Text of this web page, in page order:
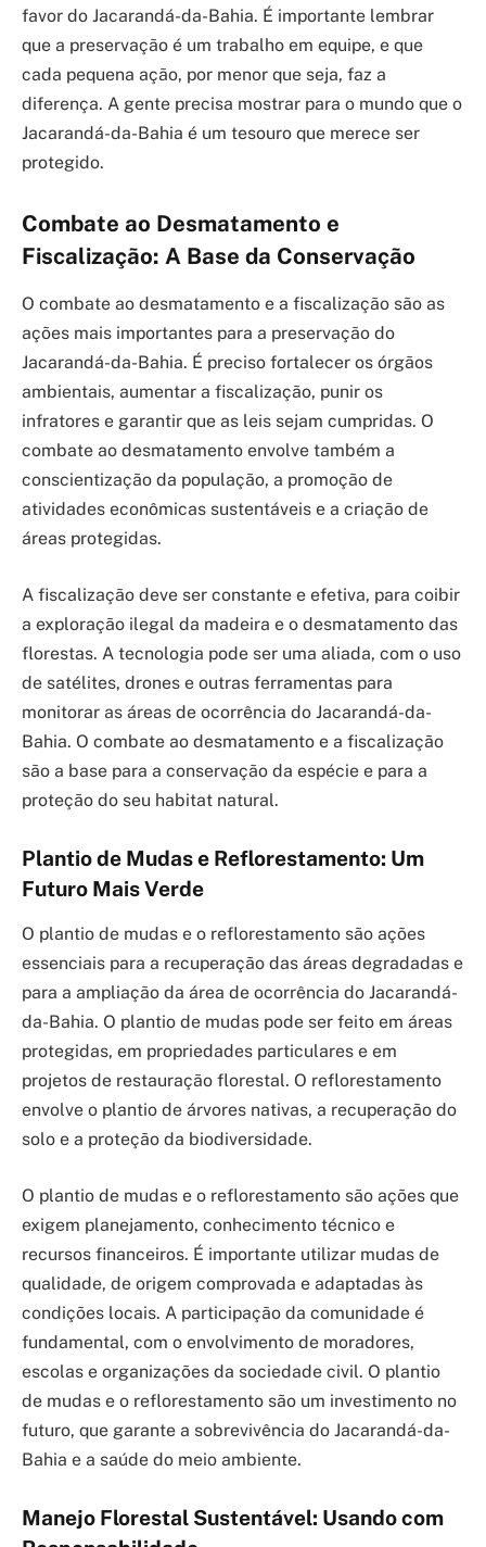
favor do Jacarandá-da-Bahia. É importante lembrar
que a preservação é um trabalho em equipe, e que
cada pequena ação, por menor que seja, faz a
diferença. A gente precisa mostrar para o mundo que o
Jacarandá-da-Bahia é um tesouro que merece ser
protegido.
Combate ao Desmatamento e
Fiscalização: A Base da Conservação
O combate ao desmatamento e a fiscalização são as
ações mais importantes para a preservação do
Jacarandá-da-Bahia. É preciso fortalecer os órgãos
ambientais, aumentar a fiscalização, punir os
infratores e garantir que as leis sejam cumpridas. O
combate ao desmatamento envolve também a
conscientização da população, a promoção de
atividades econômicas sustentáveis e a criação de
áreas protegidas.
A fiscalização deve ser constante e efetiva, para coibir
a exploração ilegal da madeira e o desmatamento das
florestas. A tecnologia pode ser uma aliada, com o uso
de satélites, drones e outras ferramentas para
monitorar as áreas de ocorrência do Jacarandá-da-
Bahia. O combate ao desmatamento e a fiscalização
são a base para a conservação da espécie e para a
proteção do seu habitat natural.
Plantio de Mudas e Reflorestamento: Um
Futuro Mais Verde
O plantio de mudas e o reflorestamento são ações
essenciais para a recuperação das áreas degradadas e
para a ampliação da área de ocorrência do Jacarandá-
da-Bahia. O plantio de mudas pode ser feito em áreas
protegidas, em propriedades particulares e em
projetos de restauração florestal. O reflorestamento
envolve o plantio de árvores nativas, a recuperação do
solo e a proteção da biodiversidade.
O plantio de mudas e o reflorestamento são ações que
exigem planejamento, conhecimento técnico e
recursos financeiros. É importante utilizar mudas de
qualidade, de origem comprovada e adaptadas às
condições locais. A participação da comunidade é
fundamental, com o envolvimento de moradores,
escolas e organizações da sociedade civil. O plantio
de mudas e o reflorestamento são um investimento no
futuro, que garante a sobrevivência do Jacarandá-da-
Bahia e a saúde do meio ambiente.
Manejo Florestal Sustentável: Usando com